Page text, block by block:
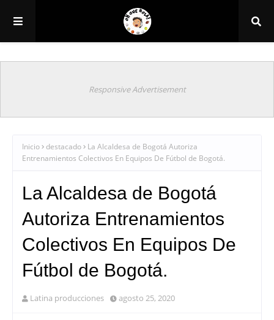
Responsive Advertisement
Inicio destacado
La Alcaldesa de Bogotá Autoriza
Entrenamientos Colectivos En Equipos De Fútbol de Bogotá.
La Alcaldesa de Bogotá
Autoriza Entrenamientos
Colectivos En Equipos De
Fútbol de Bogotá.
Latina producciones agosto 25, 2020